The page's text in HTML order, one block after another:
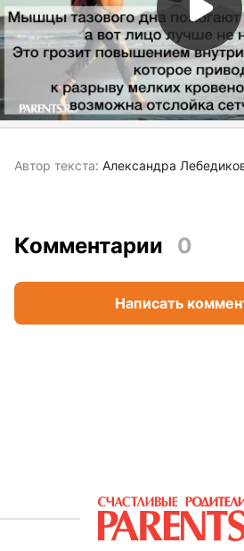
Автор текста: Александра
Комментарии 0
Написать